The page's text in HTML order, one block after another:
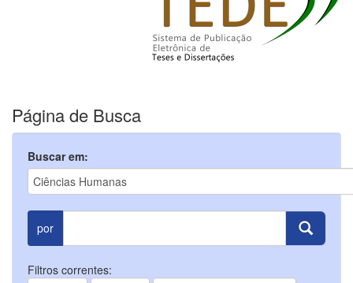
Página de Busca
Buscar em:
por
Filtros correntes: